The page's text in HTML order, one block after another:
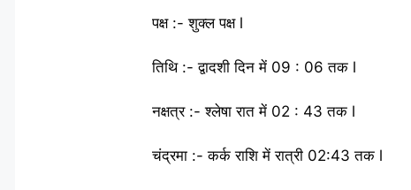
पक्ष :- शुक्ल पक्ष l
तिथि :- द्वादशी दिन में 09 : 06 तक l
नक्षत्र :- श्लेषा रात में 02 : 43 तक l
चंद्रमा :- कर्क राशि में रात्री 02:43 तक l